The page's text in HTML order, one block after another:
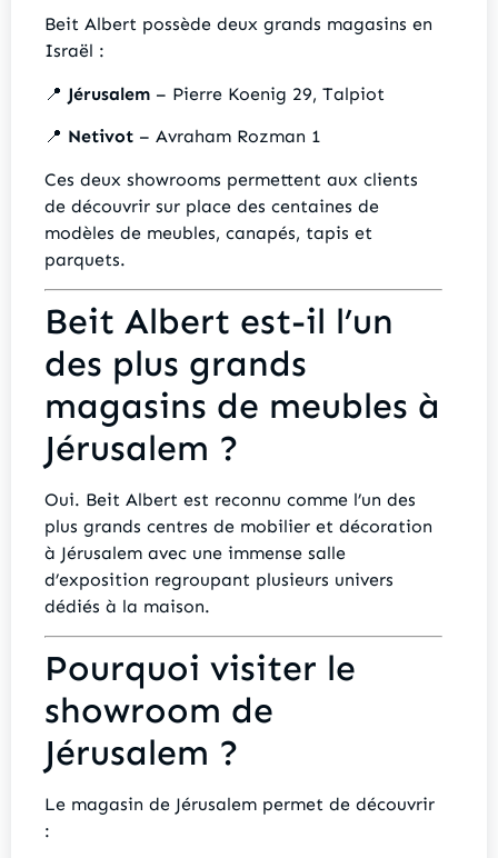
Beit Albert possède deux grands magasins en
Israël :
📍 Jérusalem – Pierre Koenig 29, Talpiot
📍 Netivot – Avraham Rozman 1
Ces deux showrooms permettent aux clients
de découvrir sur place des centaines de
modèles de meubles, canapés, tapis et
parquets.
Beit Albert est-il l’un
des plus grands
magasins de meubles à
Jérusalem ?
Oui. Beit Albert est reconnu comme l’un des
plus grands centres de mobilier et décoration
à Jérusalem avec une immense salle
d’exposition regroupant plusieurs univers
dédiés à la maison.
Pourquoi visiter le
showroom de
Jérusalem ?
Le magasin de Jérusalem permet de découvrir
: